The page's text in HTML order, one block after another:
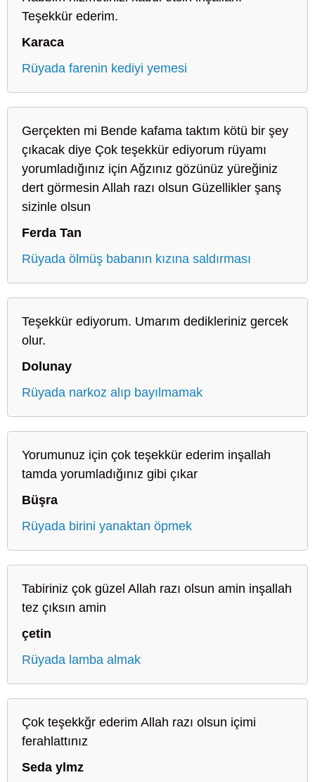
Teşekkür ederim.
Karaca
Rüyada farenin kediyi yemesi
Gerçekten mi Bende kafama taktım kötü bir şey
çıkacak diye Çok teşekkür ediyorum rüyamı
yorumladığınız için Ağzınız gözünüz yüreğiniz
dert görmesin Allah razı olsun Güzellikler şanş
sizinle olsun
Ferda Tan
Rüyada ölmüş babanın kızına saldırması
Teşekkür ediyorum. Umarım dedikleriniz gercek
olur.
Dolunay
Rüyada narkoz alıp bayılmamak
Yorumunuz için çok teşekkür ederim inşallah
tamda yorumladığınız gibi çıkar
Büşra
Rüyada birini yanaktan öpmek
Tabiriniz çok güzel Allah razı olsun amin inşallah
tez çıksın amin
çetin
Rüyada lamba almak
Çok teşekkğr ederim Allah razı olsun içimi
ferahlattınız
Seda ylmz